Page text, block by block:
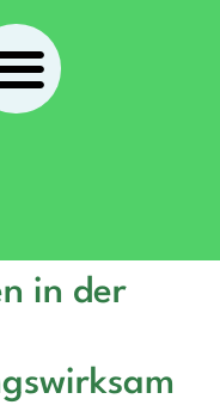
in der